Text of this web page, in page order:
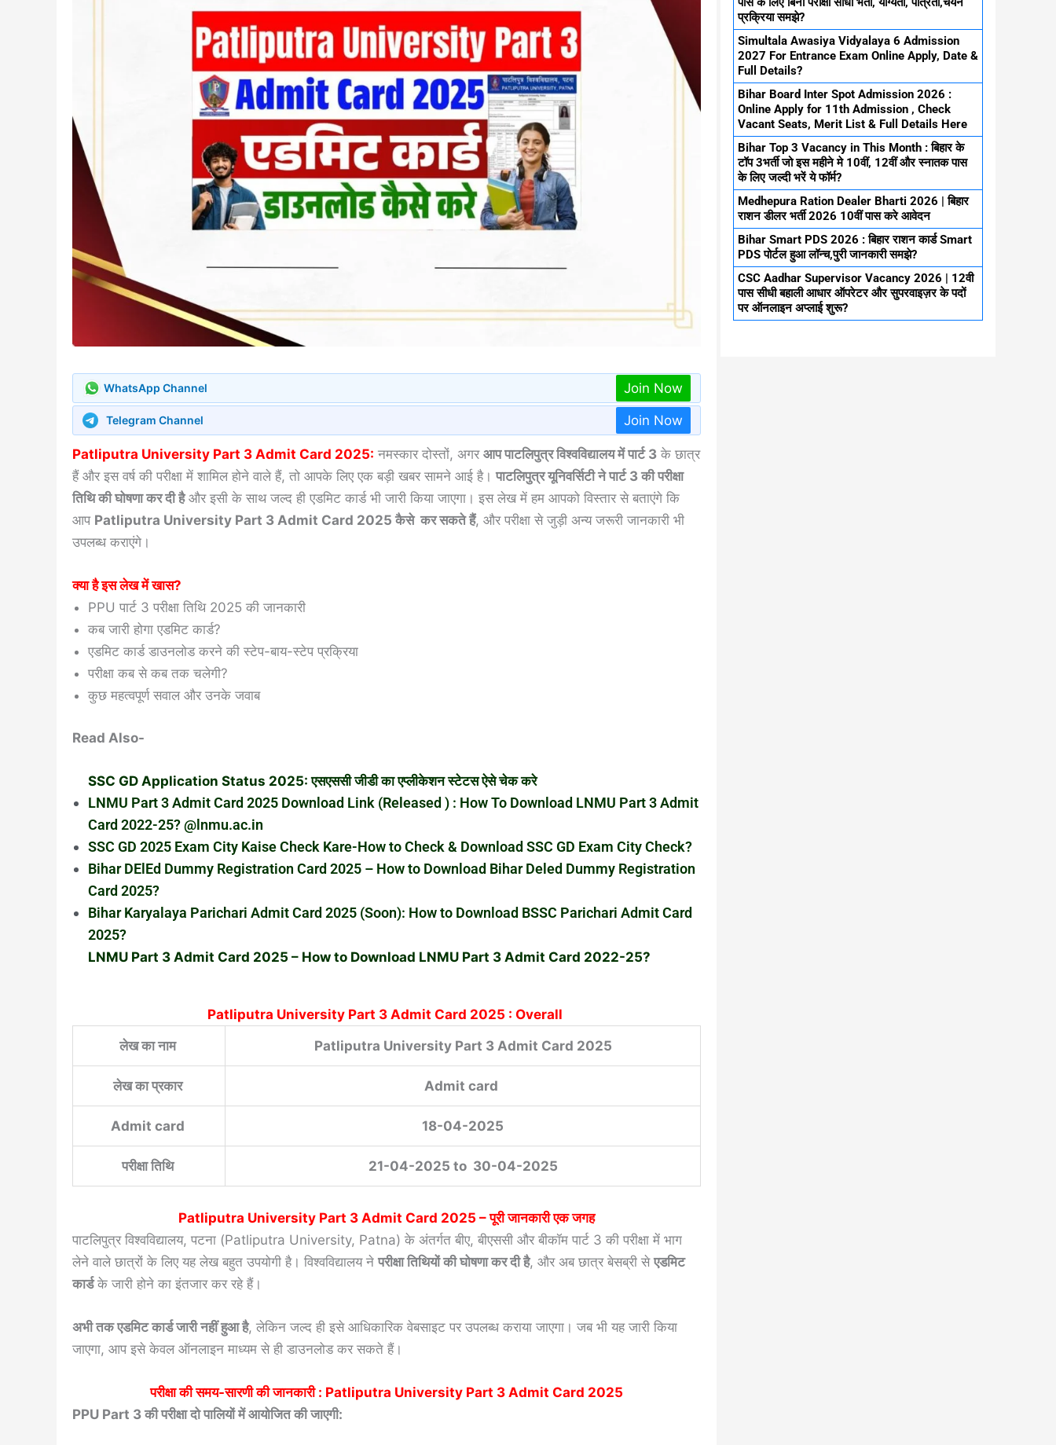
WhatsApp Channel Join Now
Telegram Channel Join Now
Patliputra University Part 3 Admit Card 2025: नमस्कार दोस्तों, अगर आप पाटलिपुत्र विश्वविद्यालय में पार्ट 3 के छात्र
हैं और इस वर्ष की परीक्षा में शामिल होने वाले हैं, तो आपके लिए एक बड़ी खबर सामने आई है। पाटलिपुत्र यूनिवर्सिटी ने पार्ट 3 की परीक्षा
तिथि की घोषणा कर दी हैऔर इसी के साथ जल्द ही एडमिट कार्ड भी जारी किया जाएगा। इस लेख में हम आपको विस्तार से बताएंगे कि
आप Patliputra University Part 3 Admit Card 2025 कैसे कर सकते हैं, और परीक्षा से जुड़ी अन्य जरूरी जानकारी भी
उपलब्ध कराएंगे।
क्या है इस लेख में खास?
PPU पार्ट 3 परीक्षा तिथि 2025 की जानकारी
कब जारी होगा एडमिट कार्ड?
एडमिट कार्ड डाउनलोड करने की स्टेप-बाय-स्टेप प्रक्रिया
परीक्षा कब से कब तक चलेगी?
कुछ महत्वपूर्ण सवाल और उनके जवाब
Read Also-
SSC GD Application Status 2025: एसएससी जीडी का एप्लीकेशन स्टेटस ऐसे चेक करे
LNMU Part 3 Admit Card 2025 Download Link (Released ) : How To Download LNMU Part 3 Admit
Card 2022-25? @lnmu.ac.in
SSC GD 2025 Exam City Kaise Check Kare-How to Check & Download SSC GD Exam City Check?
Bihar DElEd Dummy Registration Card 2025 – How to Download Bihar Deled Dummy Registration
Card 2025?
Bihar Karyalaya Parichari Admit Card 2025 (Soon): How to Download BSSC Parichari Admit Card
2025?
LNMU Part 3 Admit Card 2025 – How to Download LNMU Part 3 Admit Card 2022-25?
Patliputra University Part 3 Admit Card 2025 : Overall
लेख का नाम
Patliputra University Part 3 Admit Card 2025
लेख का प्रकार Admit card
Admit card 18-04-2025
परीक्षा तिथि 21-04-2025 to 30-04-2025
Patliputra University Part 3 Admit Card 2025 – पूरी जानकारी एक जगह
पाटलिपुत्र विश्वविद्यालय, पटना (Patliputra University, Patna) के अंतर्गत बीए, बीएससी और बीकॉम पार्ट 3 की परीक्षा में भाग
लेने वाले छात्रों के लिए यह लेख बहुत उपयोगी है। विश्वविद्यालय ने परीक्षा तिथियों की घोषणा कर दी है, और अब छात्र बेसब्री से एडमिट
कार्डके जारी होने का इंतजार कर रहे हैं।
अभी तक एडमिट कार्ड जारी नहीं हुआ है, लेकिन जल्द ही इसे आधिकारिक वेबसाइट पर उपलब्ध कराया जाएगा। जब भी यह जारी किया
जाएगा, आप इसे केवल ऑनलाइन माध्यम से ही डाउनलोड कर सकते हैं।
परीक्षा की समय-सारणी की जानकारी : Patliputra University Part 3 Admit Card 2025
PPU Part 3 की परीक्षा दो पालियों में आयोजित की जाएगी:
प्रक्रिया समझे?
Simultala Awasiya Vidyalaya 6 Admission
2027 For Entrance Exam Online Apply, Date &
Full Details?
Bihar Board Inter Spot Admission 2026 :
Online Apply for 11th Admission , Check
Vacant Seats, Merit List & Full Details Here
Bihar Top 3 Vacancy in This Month : बिहार के
टॉप 3भर्ती जो इस महीने मे 10वीं, 12वीं और स्नातक पास
के लिए जल्दी भरें ये फॉर्म?
Medhepura Ration Dealer Bharti 2026 | बिहार
राशन डीलर भर्ती 2026 10वीं पास करे आवेदन
Bihar Smart PDS 2026 : बिहार राशन कार्ड Smart
PDS पोर्टल हुआ लॉन्च,पुरी जानकारी समझे?
CSC Aadhar Supervisor Vacancy 2026 | 12वी
पास सीधी बहाली आधार ऑपरेटर और सुपरवाइज़र के पदों
पर ऑनलाइन अप्लाई शुरू?